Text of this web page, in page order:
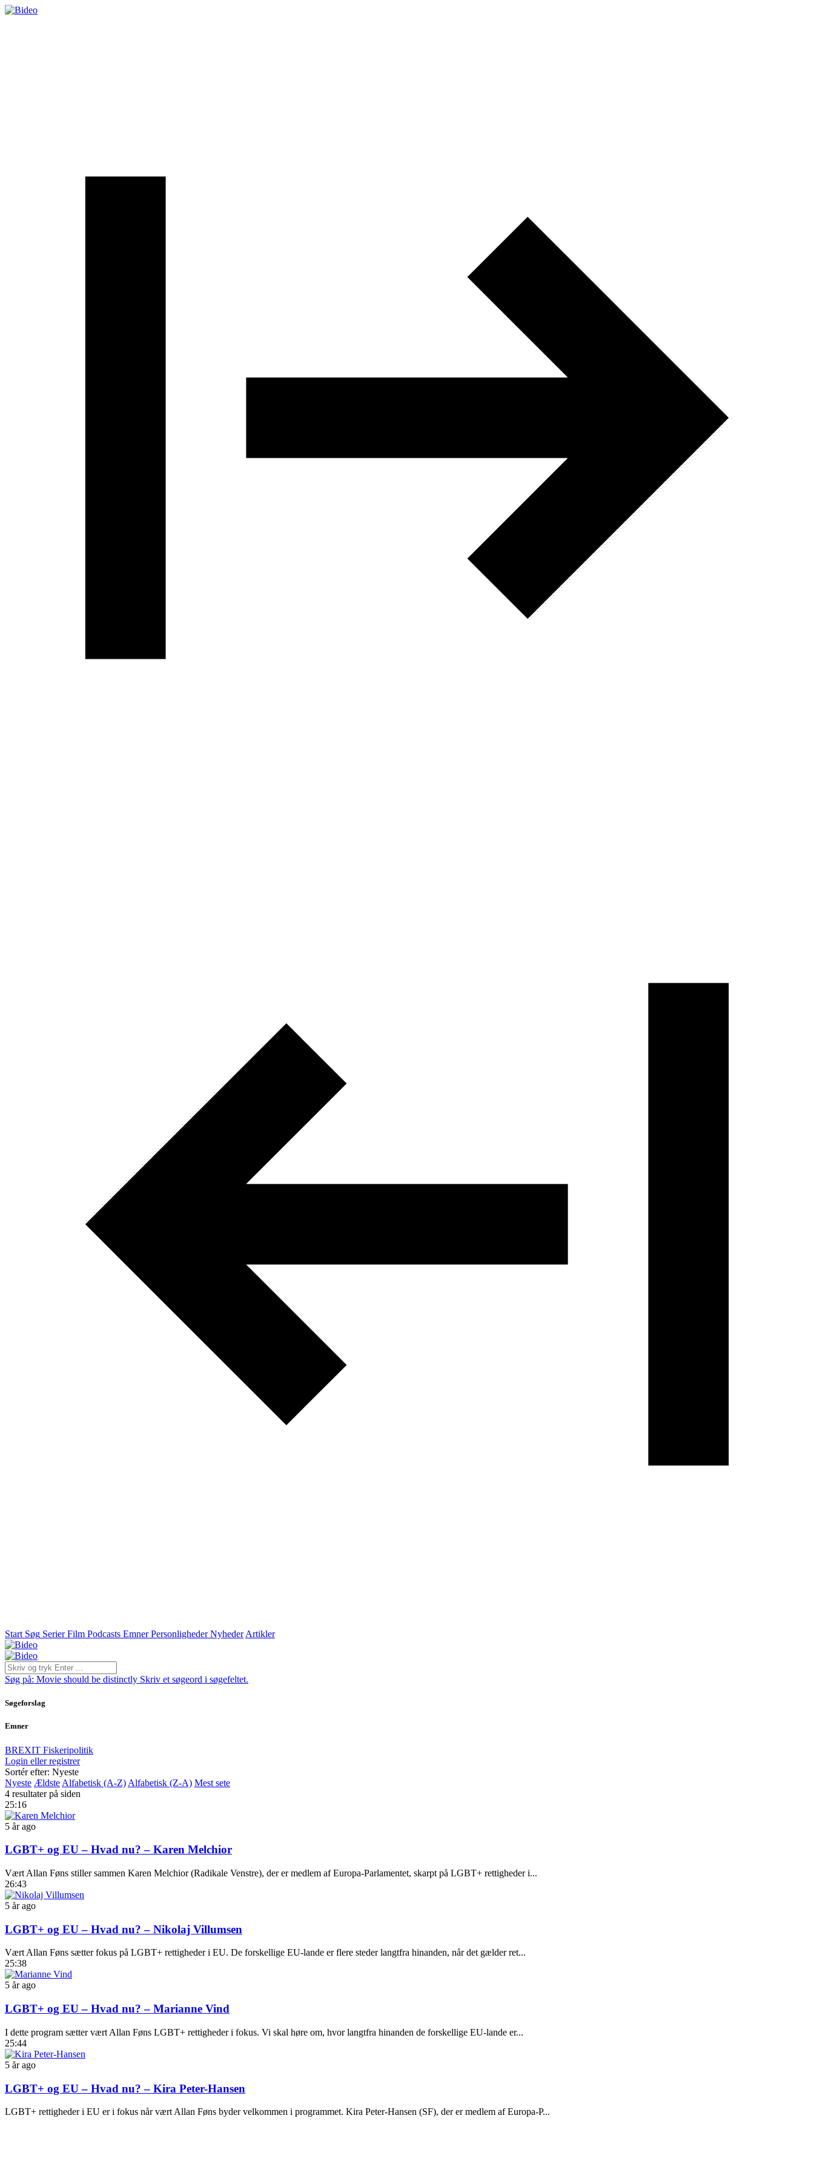
Start Søg Serier Film Podcasts Emner Personligheder Nyheder Artikler
Søg på: Movie should be distinctly Skriv et søgeord i søgefeltet.
Søgeforslag
Emner
BREXIT Fiskeripolitik
Login eller registrer
Sortér efter: Nyeste
Nyeste Ældste Alfabetisk (A-Z) Alfabetisk (Z-A) Mest sete
4 resultater på siden
25:16
5 år ago
LGBT+ og EU – Hvad nu? – Karen Melchior
Vært Allan Føns stiller sammen Karen Melchior (Radikale Venstre), der er medlem af Europa-Parlamentet, skarpt på LGBT+ rettigheder i...
26:43
5 år ago
LGBT+ og EU – Hvad nu? – Nikolaj Villumsen
Vært Allan Føns sætter fokus på LGBT+ rettigheder i EU. De forskellige EU-lande er flere steder langtfra hinanden, når det gælder ret...
25:38
5 år ago
LGBT+ og EU – Hvad nu? – Marianne Vind
I dette program sætter vært Allan Føns LGBT+ rettigheder i fokus. Vi skal høre om, hvor langtfra hinanden de forskellige EU-lande er...
25:44
5 år ago
LGBT+ og EU – Hvad nu? – Kira Peter-Hansen
LGBT+ rettigheder i EU er i fokus når vært Allan Føns byder velkommen i programmet. Kira Peter-Hansen (SF), der er medlem af Europa-P...